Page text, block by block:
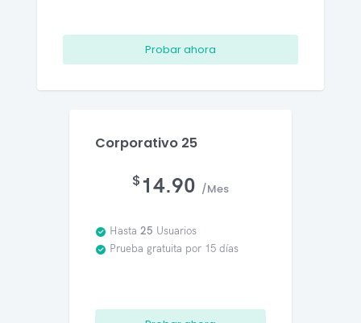
Probar ahora
Corporativo 25
$ 14.90 /Mes
Hasta 25 Usuarios
Prueba gratuita por 15 días